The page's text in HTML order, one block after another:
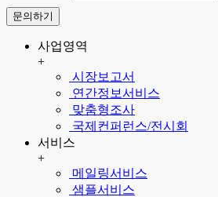
문의하기
사업영역
+
시장보고서
연간정보서비스
맞춤형조사
국제컨퍼런스/전시회
서비스
+
메일링서비스
샘플서비스